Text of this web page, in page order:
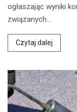
ogłaszając wyniki
związanych…
Czytaj dalej